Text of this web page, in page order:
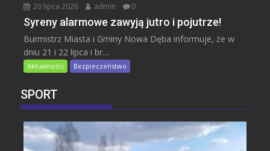
20 lipca 2026 admin 0
Syreny alarmowe zawyją jutro i pojutrze!
Burmistrz Miasta i Gminy Nowa Dęba informuje, że w
dniu 21 i 22 lipca i br....
Aktualności Bezpieczeństwo
SPORT